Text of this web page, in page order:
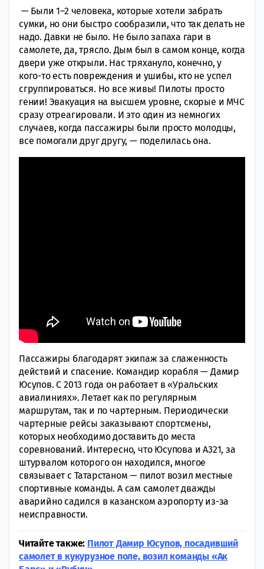
— Были 1–2 человека, которые хотели забрать
сумки, но они быстро сообразили, что так делать не
надо. Давки не было. Не было запаха гари в
самолете, да, трясло. Дым был в самом конце, когда
двери уже открыли. Нас тряхануло, конечно, у
кого-то есть повреждения и ушибы, кто не успел
сгруппироваться. Но все живы! Пилоты просто
гении! Эвакуация на высшем уровне, скорые и МЧС
сразу отреагировали. И это один из немногих
случаев, когда пассажиры были просто молодцы,
все помогали друг другу, — поделилась она.
Пассажиры благодарят экипаж за слаженность
действий и спасение. Командир корабля — Дамир
Юсупов. С 2013 года он работает в «Уральских
авиалиниях». Летает как по регулярным
маршрутам, так и по чартерным. Периодически
чартерные рейсы заказывают спортсмены,
которых необходимо доставить до места
соревнований. Интересно, что Юсупова и А321, за
штурвалом которого он находился, многое
связывает с Татарстаном — пилот возил местные
спортивные команды. А сам самолет дважды
аварийно садился в казанском аэропорту из-за
неисправности.
Читайте также: Пилот Дамир Юсупов, посадивший
самолет в кукурузное поле, возил команды «Ак